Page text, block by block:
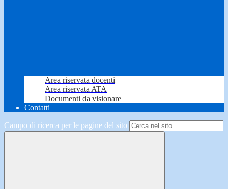
Area riservata docenti
Area riservata ATA
Documenti da visionare
Contatti
Campo di ricerca per le pagine del sito